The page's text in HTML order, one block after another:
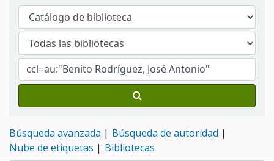
Búsqueda avanzada
Búsqueda de autoridad
Nube de etiquetas
Bibliotecas